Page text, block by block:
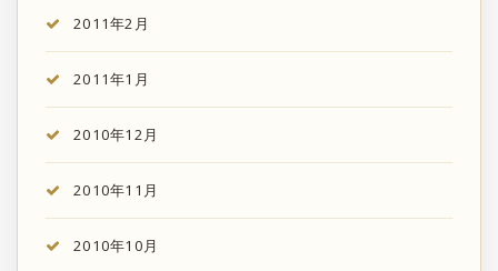
2011年2月
2011年1月
2010年12月
2010年11月
2010年10月